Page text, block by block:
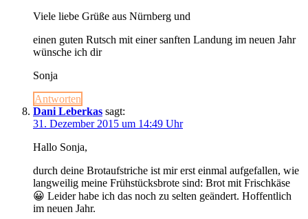
Viele liebe Grüße aus Nürnberg und
einen guten Rutsch mit einer sanften Landung im neuen Jahr
wünsche ich dir
Sonja
Antworten
Dani Leberkas sagt:
31. Dezember 2015 um 14:49 Uhr
Hallo Sonja,
durch deine Brotaufstriche ist mir erst einmal aufgefallen, wie
langweilig meine Frühstücksbrote sind: Brot mit Frischkäse
😀 Leider habe ich das noch zu selten geändert. Hoffentlich
im neuen Jahr.